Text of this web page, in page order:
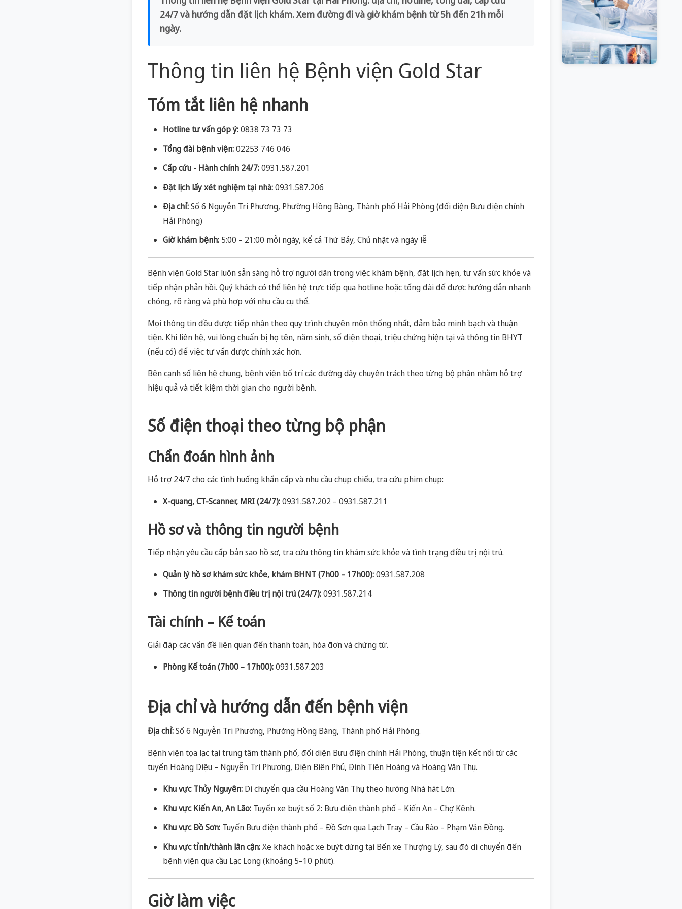
24/7 và hướng dẫn đặt lịch khám. Xem đường đi và giờ khám bệnh từ 5h đến 21h mỗi
ngày.
Thông tin liên hệ Bệnh viện Gold Star
Tóm tắt liên hệ nhanh
Hotline tư vấn góp ý:0838 73 73 73
Tổng đài bệnh viện:02253 746 046
Cấp cứu - Hành chính 24/7:0931.587.201
Đặt lịch lấy xét nghiệm tại nhà:0931.587.206
Địa chỉ:Số 6 Nguyễn Tri Phương, Phường Hồng Bàng, Thành phố Hải Phòng (đối diện Bưu điện chính
Hải Phòng)
Giờ khám bệnh: 5:00 – 21:00 mỗi ngày, kể cả Thứ Bảy, Chủ nhật và ngày lễ
Bệnh viện Gold Star luôn sẵn sàng hỗ trợ người dân trong việc khám bệnh, đặt lịch hẹn, tư vấn sức khỏe và
tiếp nhận phản hồi. Quý khách có thể liên hệ trực tiếp qua hotline hoặc tổng đài để được hướng dẫn nhanh
chóng, rõ ràng và phù hợp với nhu cầu cụ thể.
Mọi thông tin đều được tiếp nhận theo quy trình chuyên môn thống nhất, đảm bảo minh bạch và thuận
tiện. Khi liên hệ, vui lòng chuẩn bị họ tên, năm sinh, số điện thoại, triệu chứng hiện tại và thông tin BHYT
(nếu có) để việc tư vấn được chính xác hơn.
Bên cạnh số liên hệ chung, bệnh viện bố trí các đường dây chuyên trách theo từng bộ phận nhằm hỗ trợ
hiệu quả và tiết kiệm thời gian cho người bệnh.
Số điện thoại theo từng bộ phận
Chẩn đoán hình ảnh
Hỗ trợ 24/7 cho các tình huống khẩn cấp và nhu cầu chụp chiếu, tra cứu phim chụp:
X-quang, CT-Scanner, MRI (24/7):0931.587.202 – 0931.587.211
Hồ sơ và thông tin người bệnh
Tiếp nhận yêu cầu cấp bản sao hồ sơ, tra cứu thông tin khám sức khỏe và tình trạng điều trị nội trú.
Quản lý hồ sơ khám sức khỏe, khám BHNT (7h00 – 17h00):0931.587.208
Thông tin người bệnh điều trị nội trú (24/7):0931.587.214
Tài chính – Kế toán
Giải đáp các vấn đề liên quan đến thanh toán, hóa đơn và chứng từ.
Phòng Kế toán (7h00 – 17h00):0931.587.203
Địa chỉ và hướng dẫn đến bệnh viện
Địa chỉ:Số 6 Nguyễn Tri Phương, Phường Hồng Bàng, Thành phố Hải Phòng.
Bệnh viện tọa lạc tại trung tâm thành phố, đối diện Bưu điện chính Hải Phòng, thuận tiện kết nối từ các
tuyến Hoàng Diệu – Nguyễn Tri Phương, Điện Biên Phủ, Đinh Tiên Hoàng và Hoàng Văn Thụ.
Khu vực Thủy Nguyên: Di chuyển qua cầu Hoàng Văn Thụ theo hướng Nhà hát Lớn.
Khu vực Kiến An, An Lão: Tuyến xe buýt số 2: Bưu điện thành phố – Kiến An – Chợ Kênh.
Khu vực Đồ Sơn: Tuyến Bưu điện thành phố – Đồ Sơn qua Lạch Tray – Cầu Rào – Phạm Văn Đồng.
Khu vực tỉnh/thành lân cận:Xe khách hoặc xe buýt dừng tại Bến xe Thượng Lý, sau đó di chuyển đến
bệnh viện qua cầu Lạc Long (khoảng 5–10 phút).
Giờ làm việc